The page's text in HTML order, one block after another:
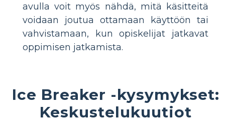
avulla voit myös nähdä, mitä käsitteitä
voidaan joutua ottamaan käyttöön tai
vahvistamaan, kun opiskelijat jatkavat
oppimisen jatkamista.
Ice Breaker -kysymykset:
Keskustelukuutiot